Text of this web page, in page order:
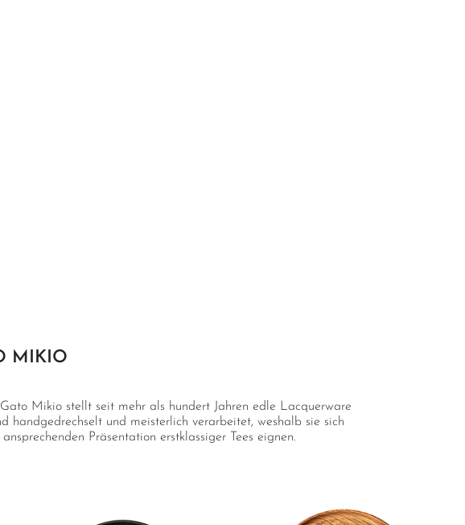
MIKIO
Mikio stellt seit mehr als hundert Jahren edle Lacquerware
handgedrechselt und meisterlich verarbeitet, weshalb sie sich
Präsentation erstklassiger Tees eignen.